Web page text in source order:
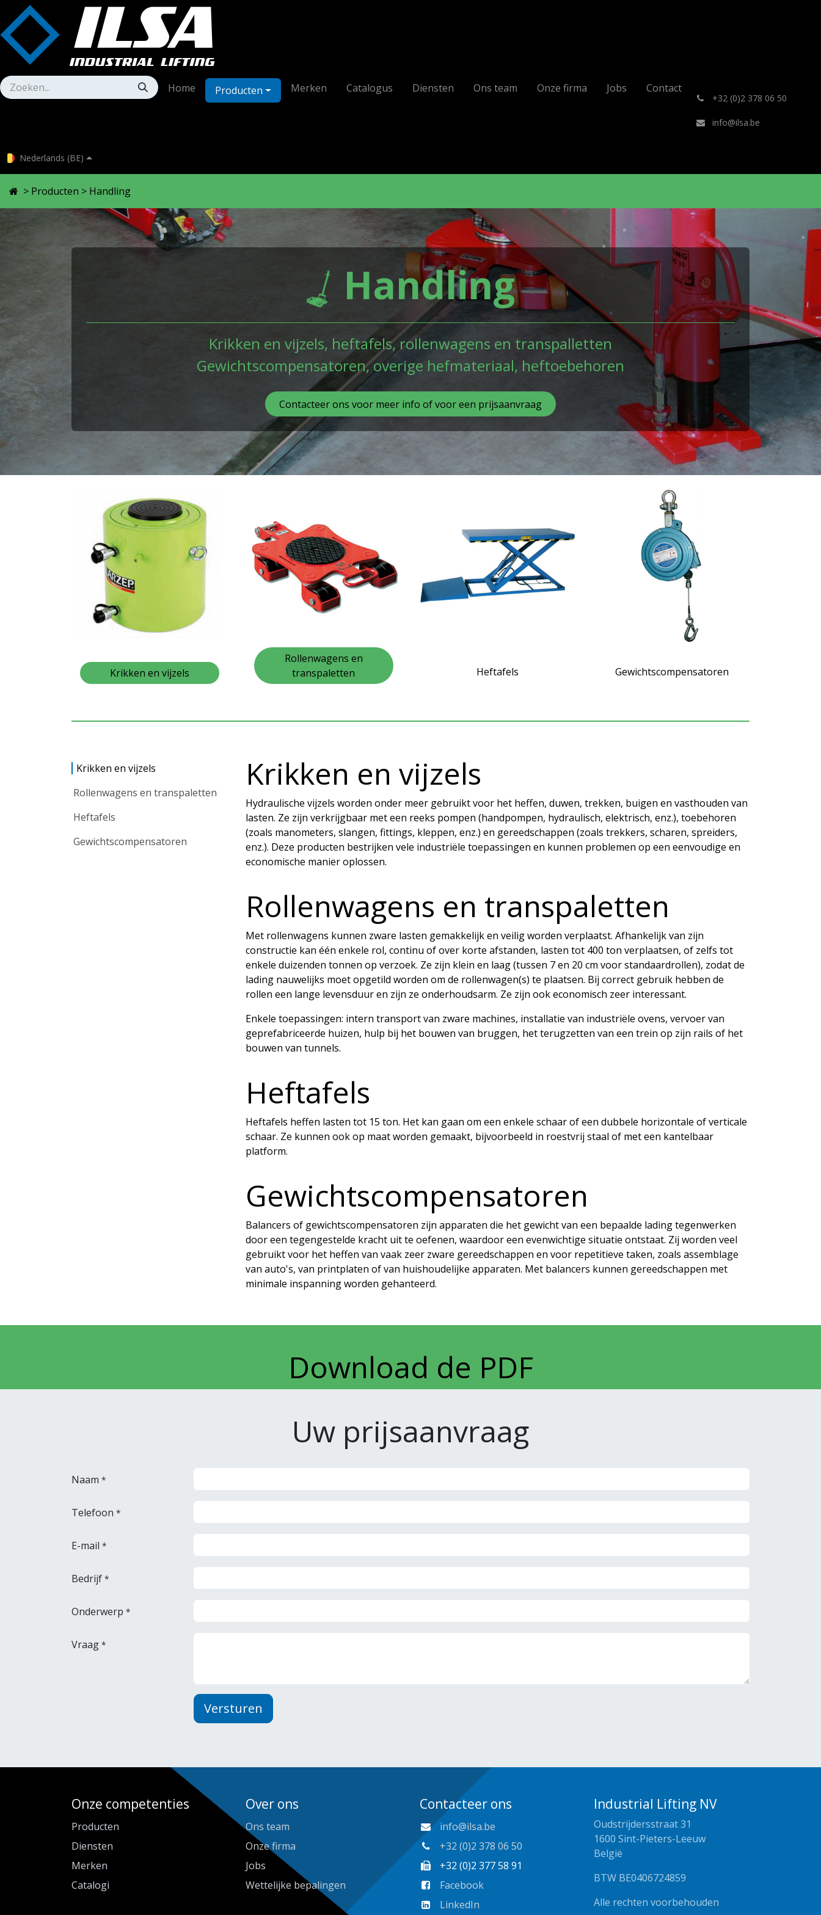
Overslaan naar inhoud
Home Producten Merken Catalogus Diensten Ons team Onze firma Jobs Contact
+32 (0)2 378 06 50
info@ilsa.be
Nederlands (BE)
> Producten > Handling
Handling
Krikken en vijzels, heftafels, rollenwagens en transpalletten
Gewichtscompensatoren, overige hefmateriaal, heftoebehoren
Contacteer ons voor meer info of voor een prijsaanvraag
Krikken en vijzels
Rollenwagens en
transpaletten
Heftafels Gewichtscompensatoren
Krikken en vijzels
Rollenwagens en transpaletten
Heftafels
Gewichtscompensatoren
Krikken en vijzels
Hydraulische vijzels worden onder meer gebruikt voor het heffen, duwen, trekken, buigen en vasthouden van
lasten. Ze zijn verkrijgbaar met een reeks pompen (handpompen, hydraulisch, elektrisch, enz.), toebehoren
(zoals manometers, slangen, fittings, kleppen, enz.) en gereedschappen (zoals trekkers, scharen, spreiders,
enz.). Deze producten bestrijken vele industriële toepassingen en kunnen problemen op een eenvoudige en
economische manier oplossen.
Rollenwagens en transpaletten
Met rollenwagens kunnen zware lasten gemakkelijk en veilig worden verplaatst. Afhankelijk van zijn
constructie kan één enkele rol, continu of over korte afstanden, lasten tot 400 ton verplaatsen, of zelfs tot
enkele duizenden tonnen op verzoek. Ze zijn klein en laag (tussen 7 en 20 cm voor standaardrollen), zodat de
lading nauwelijks moet opgetild worden om de rollenwagen(s) te plaatsen. Bij correct gebruik hebben de
rollen een lange levensduur en zijn ze onderhoudsarm. Ze zijn ook economisch zeer interessant.
Enkele toepassingen: intern transport van zware machines, installatie van industriële ovens, vervoer van
geprefabriceerde huizen, hulp bij het bouwen van bruggen, het terugzetten van een trein op zijn rails of het
bouwen van tunnels.
Heftafels
Heftafels heffen lasten tot 15 ton. Het kan gaan om een enkele schaar of een dubbele horizontale of verticale
schaar. Ze kunnen ook op maat worden gemaakt, bijvoorbeeld in roestvrij staal of met een kantelbaar
platform.
Gewichtscompensatoren
Balancers of gewichtscompensatoren zijn apparaten die het gewicht van een bepaalde lading tegenwerken
door een tegengestelde kracht uit te oefenen, waardoor een evenwichtige situatie ontstaat. Zij worden veel
gebruikt voor het heffen van vaak zeer zware gereedschappen en voor repetitieve taken, zoals assemblage
van auto's, van printplaten of van huishoudelijke apparaten. Met balancers kunnen gereedschappen met
minimale inspanning worden gehanteerd.
Download de PDF
Uw prijsaanvraag
Naam *
Telefoon *
E-mail *
Bedrijf *
Onderwerp *
Vraag *
Versturen
Onze competenties
Producten
Diensten
Merken
Catalogi
Over ons
Ons team
Onze firma
Jobs
Wettelijke bepalingen
Contacteer ons
info@ilsa.be
+32 (0)2 378 06 50
+32 (0)2 377 58 91
Facebook
LinkedIn
Industrial Lifting NV
Oudstrijdersstraat 31
1600 Sint-Pieters-Leeuw
België
BTW BE0406724859
Alle rechten voorbehouden